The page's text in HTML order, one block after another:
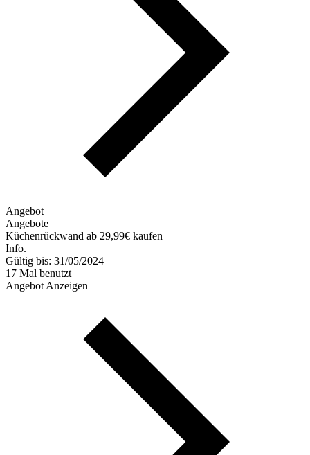
Angebot
Angebote
Küchenrückwand ab 29,99€ kaufen
Info.
Gültig bis: 31/05/2024
17 Mal benutzt
Angebot Anzeigen